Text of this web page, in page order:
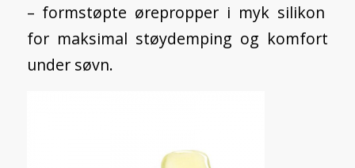
– formstøpte ørepropper i myk silikon
for maksimal støydemping og komfort
under søvn.